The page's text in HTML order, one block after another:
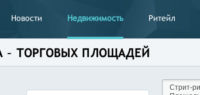
Новости Недвижимость Ритейл
– ТОРГОВЫХ ПЛОЩАДЕЙ